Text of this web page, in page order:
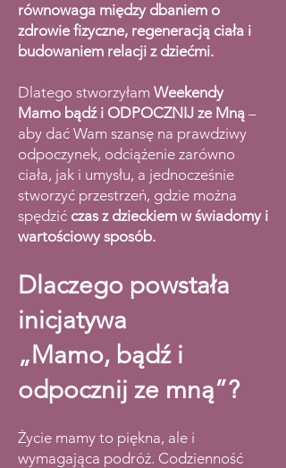
równowaga między dbaniem o
zdrowie fizyczne, regeneracją ciała i
budowaniem relacji z dziećmi.
Dlatego stworzyłam Weekendy
Mamo bądź i ODPOCZNIJ ze Mną –
aby dać Wam szansę na prawdziwy
odpoczynek, odciążenie zarówno
ciała, jak i umysłu, a jednocześnie
stworzyć przestrzeń, gdzie można
spędzić czas z dzieckiem w świadomy i
wartościowy sposób.
Dlaczego powstała
inicjatywa
„Mamo, bądź i
odpocznij ze mną”?​
Życie mamy to piękna, ale i
wymagająca podróż. Codzienność